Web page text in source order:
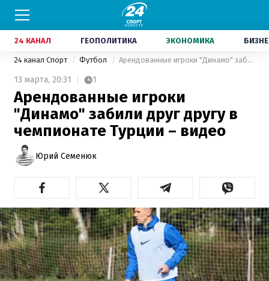
24 КАНАЛ ГЕОПОЛИТИКА ЭКОНОМИКА
24 канал Спорт Футбол Арендованные игроки "Динамо" забили друг другу в чемпионате Турции – видео
13 марта, 20:31 1
Арендованные игроки
"Динамо" забили друг другу в
чемпионате Турции – видео
Юрий Семенюк